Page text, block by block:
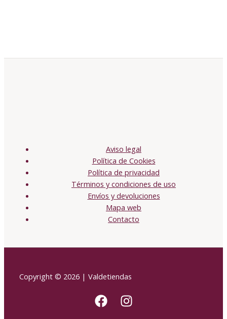
Aviso legal
Política de Cookies
Política de privacidad
Términos y condiciones de uso
Envíos y devoluciones
Mapa web
Contacto
Copyright © 2026 | Valdetiendas